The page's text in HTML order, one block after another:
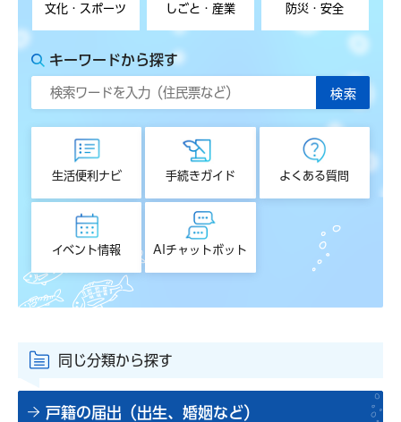
文化・スポーツ しごと・産業 防災・安全
キーワードから探す
生活便利ナビ 手続きガイド よくある質問
イベント情報 AIチャットボット
同じ分類から探す
戸籍の届出（出生、婚姻など）